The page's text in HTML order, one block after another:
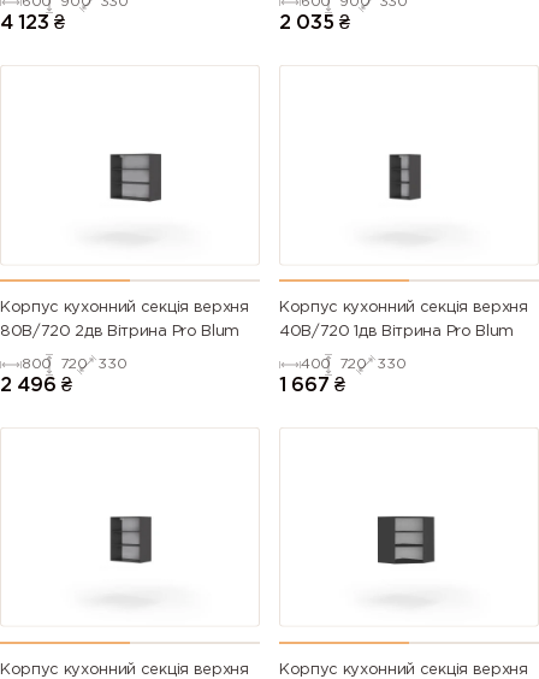
4 123 ₴ 2 035 ₴
Корпус кухонний секцiя верхня
80В/720 2дв Вітрина Pro Blum
800 720 330
2 496 ₴
Корпус кухонний секцiя верхня
40В/720 1дв Вітрина Pro Blum
400 720 330
1 667 ₴
Корпус кухонний секцiя верхня
Корпус кухонний секцiя верхня